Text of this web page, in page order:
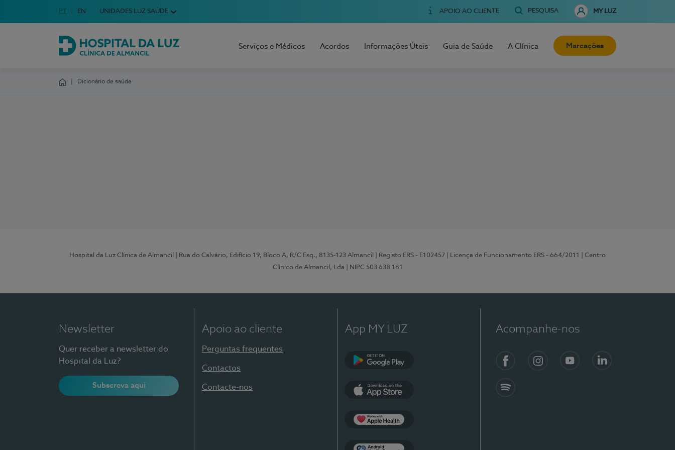
Escolha o seu idioma
Idioma em Português
PT English Language
EN UNIDADES LUZ SAÚDE APOIO AO CLIENTE PESQUISA MY LUZ
Hospital da Luz Clínica de Almancil
Serviços e Médicos Acordos Informações Úteis Guia de Saúde A Clínica Marcações
Dicionário de saúde
Hospital da Luz Clínica de Almancil | Rua do Calvário, Edifício 19, Bloco A, R/C Esq., 8135-123 Almancil | Registo ERS - E102457 | Licença de Funcionamento ERS - 664/2011
| Centro
Clínico de Almancil, Lda
| NIPC 503 638 161
Newsletter
Quer receber a newsletter do
Hospital da Luz?
Subscreva aqui
Apoio ao cliente
Perguntas frequentes
Contactos
Contacte-nos
App MY LUZ Acompanhe-nos